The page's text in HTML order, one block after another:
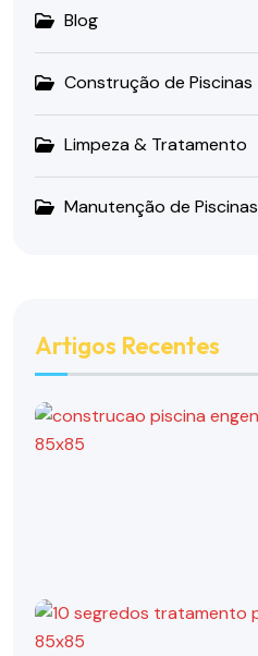
Blog
Construção de Piscinas
Limpeza & Tratamento
Manutenção de Piscinas
Artigos Recentes